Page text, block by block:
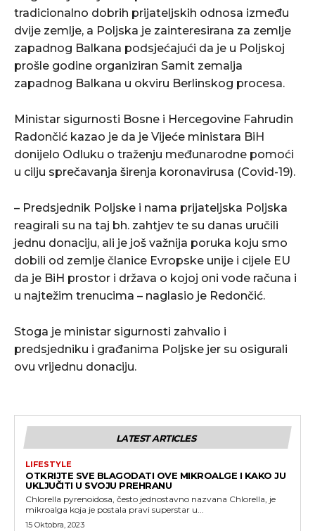
tradicionalno dobrih prijateljskih odnosa između
dvije zemlje, a Poljska je zainteresirana za zemlje
zapadnog Balkana podsjećajući da je u Poljskoj
prošle godine organiziran Samit zemalja
zapadnog Balkana u okviru Berlinskog procesa.
Ministar sigurnosti Bosne i Hercegovine Fahrudin
Radončić kazao je da je Vijeće ministara BiH
donijelo Odluku o traženju međunarodne pomoći
u cilju sprečavanja širenja koronavirusa (Covid-19).
– Predsjednik Poljske i nama prijateljska Poljska
reagirali su na taj bh. zahtjev te su danas uručili
jednu donaciju, ali je još važnija poruka koju smo
dobili od zemlje članice Evropske unije i cijele EU
da je BiH prostor i država o kojoj oni vode računa i
u najtežim trenucima – naglasio je Redončić.
Stoga je ministar sigurnosti zahvalio i
predsjedniku i građanima Poljske jer su osigurali
ovu vrijednu donaciju.
LATEST ARTICLES
LIFESTYLE
OTKRIJTE SVE BLAGODATI OVE MIKROALGE I KAKO JU
UKLJUČITI U SVOJU PREHRANU
Chlorella pyrenoidosa, često jednostavno nazvana Chlorella, je
mikroalga koja je postala pravi superstar u...
15 Oktobra, 2023